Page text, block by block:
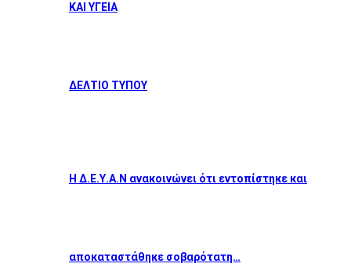
ΚΑΙ ΥΓΕΙΑ
ΔΕΛΤΙΟ ΤΥΠΟΥ
Η Δ.Ε.Υ.Α.Ν ανακοινώνει ότι εντοπίστηκε και
αποκαταστάθηκε σοβαρότατη…